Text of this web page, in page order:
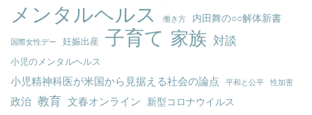
メンタルヘルス 働き方 内田舞の○○解体新書
国際女性デー 妊娠出産 子育て 家族 対談
小児のメンタルヘルス
小児精神科医が米国から見据える社会の論点 平和と公平 性加害
政治 教育 文春オンライン
新型コロナウイルス